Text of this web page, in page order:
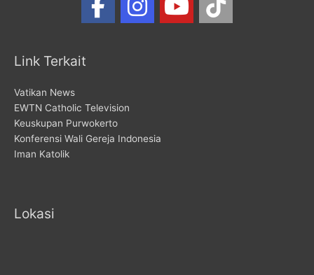
Link Terkait
Vatikan News
EWTN Catholic Television
Keuskupan Purwokerto
Konferensi Wali Gereja Indonesia
Iman Katolik
Lokasi